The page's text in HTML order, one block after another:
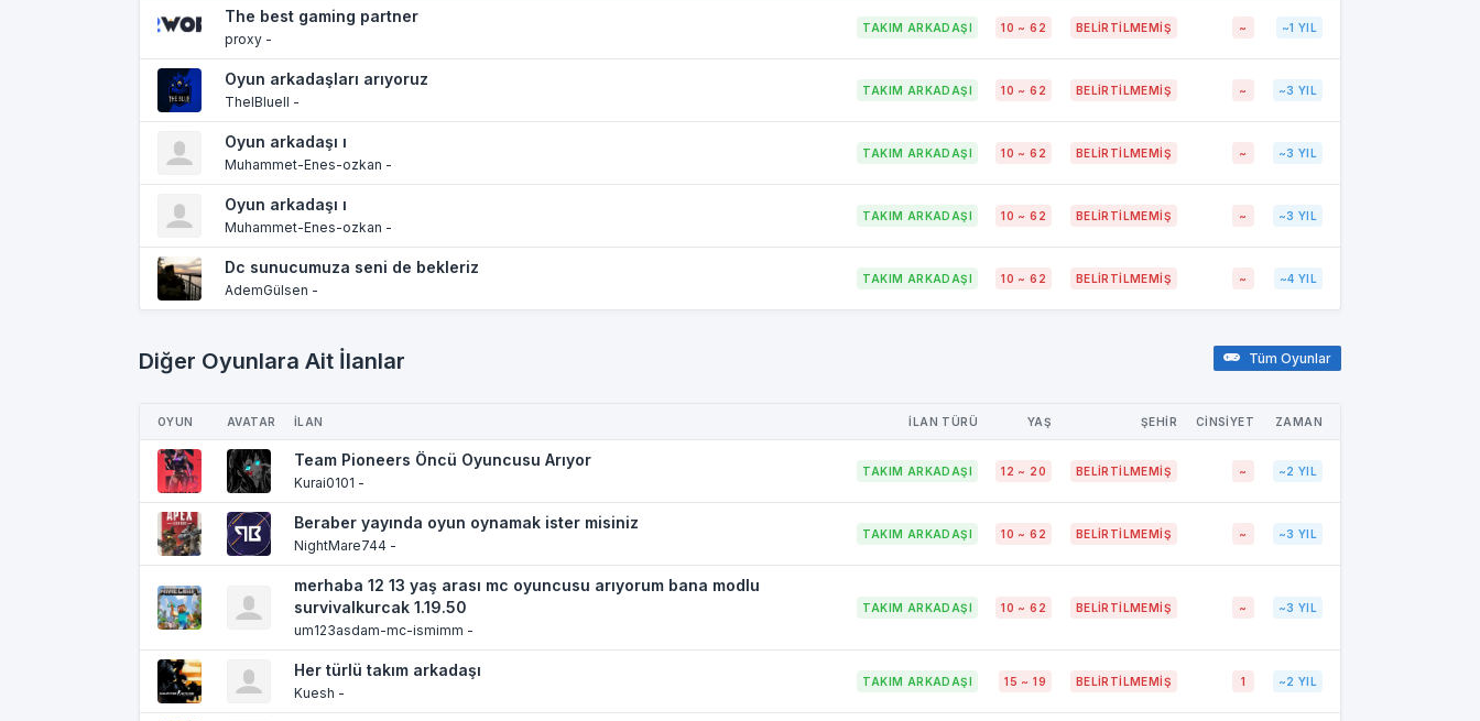
The best gaming partner
proxy -
TAKIM ARKADAŞI 10 ~ 62 BELIRTILMEMIŞ ~ ~1 YIL
Oyun arkadaşları arıyoruz
TheIBlueII -
TAKIM ARKADAŞI 10 ~ 62 BELIRTILMEMIŞ ~ ~3 YIL
Oyun arkadaşı ı
Muhammet-Enes-ozkan -
TAKIM ARKADAŞI 10 ~ 62 BELIRTILMEMIŞ ~ ~3 YIL
Oyun arkadaşı ı
Muhammet-Enes-ozkan -
TAKIM ARKADAŞI 10 ~ 62 BELIRTILMEMIŞ ~ ~3 YIL
Dc sunucumuza seni de bekleriz
AdemGülsen -
TAKIM ARKADAŞI 10 ~ 62 BELIRTILMEMIŞ ~ ~4 YIL
Diğer Oyunlara Ait İlanlar Tüm Oyunlar
OYUN AVATAR İLAN İLAN TÜRÜ YAŞ ŞEHİR CİNSİYET ZAMAN
Team Pioneers Öncü Oyuncusu Arıyor
Kurai0101 -
TAKIM ARKADAŞI 12 ~ 20 BELIRTILMEMIŞ ~ ~2 YIL
Beraber yayında oyun oynamak ister misiniz
NightMare744 -
TAKIM ARKADAŞI 10 ~ 62 BELIRTILMEMIŞ ~ ~3 YIL
merhaba 12 13 yaş arası mc oyuncusu arıyorum bana modlu
survivalkurcak 1.19.50
um123asdam-mc-ismimm -
TAKIM ARKADAŞI 10 ~ 62 BELIRTILMEMIŞ ~ ~3 YIL
Her türlü takım arkadaşı
Kuesh -
TAKIM ARKADAŞI 15 ~ 19 BELIRTILMEMIŞ 1 ~2 YIL